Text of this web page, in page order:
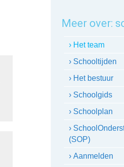
Meer over:
› Het team
› Schooltijden
› Het bestuur
› Schoolgids
› Schoolplan
›
(SOP)
› Aanmelden